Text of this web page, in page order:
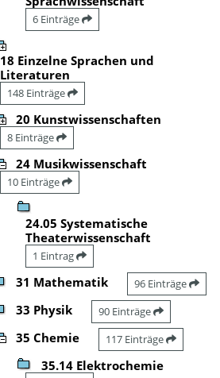
6 Einträge
18 Einzelne Sprachen und
Literaturen
148 Einträge
20 Kunstwissenschaften
8 Einträge
24 Musikwissenschaft
10 Einträge
24.05 Systematische
Theaterwissenschaft
1 Eintrag
31 Mathematik 96 Einträge
33 Physik 90 Einträge
35 Chemie 117 Einträge
35.14 Elektrochemie